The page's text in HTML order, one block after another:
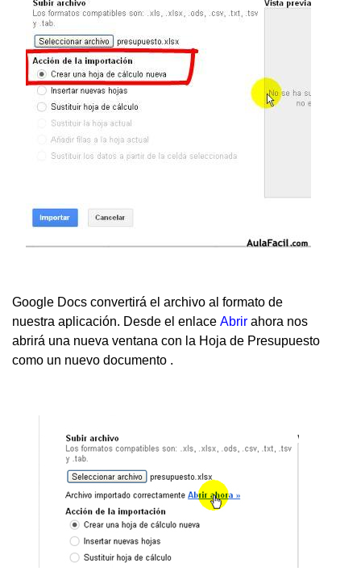
Google Docs convertirá el archivo al formato de
nuestra aplicación. Desde el enlace Abrir ahora nos
abrirá una nueva ventana con la Hoja de Presupuesto
como un nuevo documento .